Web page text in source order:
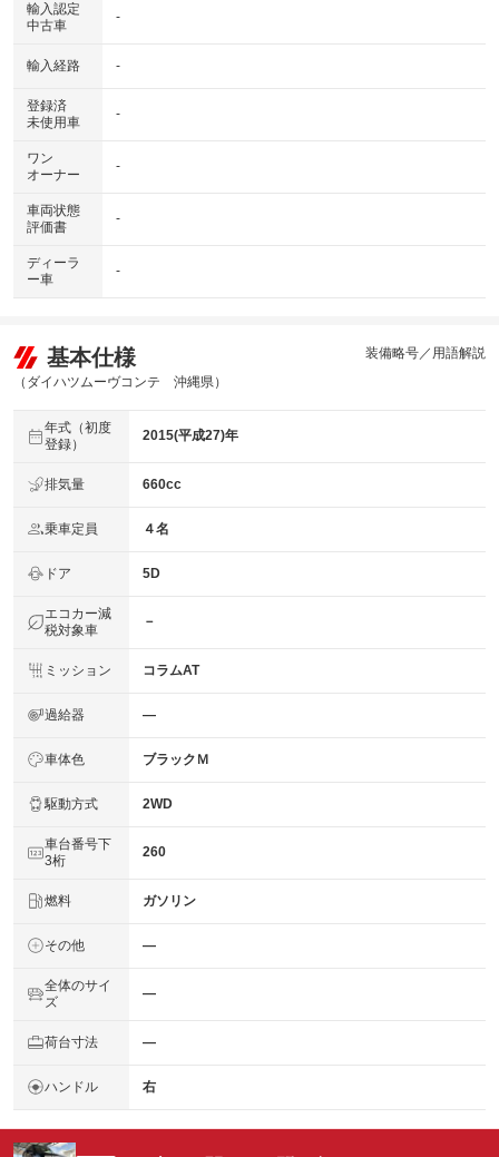
輸入認定
中古車
-
輸入経路 -
登録済
未使用車
-
ワン
オーナー
-
車両状態
評価書
-
ディーラ
ー車
-
基本仕様
（ダイハツムーヴコンテ 沖縄県）
装備略号／用語解説
年式（初度
登録）
2015(平成27)年
排気量 660cc
乗車定員 ４名
ドア 5D
エコカー減
税対象車
－
ミッション コラムAT
過給器 ―
車体色 ブラックＭ
駆動方式 2WD
車台番号下
3桁
260
燃料 ガソリン
その他 ―
全体のサイ
ズ
―
荷台寸法 ―
ハンドル 右